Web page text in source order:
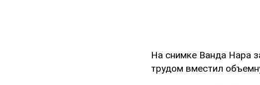
На снимке Ванда Нара
трудом вместил